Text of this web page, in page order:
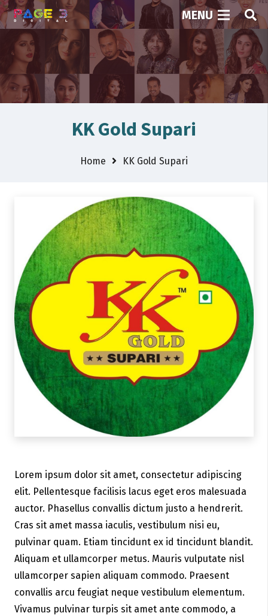
MENU
KK Gold Supari
Home KK Gold Supari
Lorem ipsum dolor sit amet, consectetur adipiscing
elit. Pellentesque facilisis lacus eget eros malesuada
auctor. Phasellus convallis dictum justo a hendrerit.
Cras sit amet massa iaculis, vestibulum nisi eu,
pulvinar quam. Etiam tincidunt ex id tincidunt blandit.
Aliquam et ullamcorper metus. Mauris vulputate nisl
ullamcorper sapien aliquam commodo. Praesent
convallis arcu feugiat neque vestibulum elementum.
Vivamus pulvinar turpis sit amet ante commodo, a